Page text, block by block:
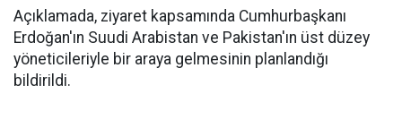
Açıklamada, ziyaret kapsamında Cumhurbaşkanı
Erdoğan'ın Suudi Arabistan ve Pakistan'ın üst düzey
yöneticileriyle bir araya gelmesinin planlandığı
bildirildi.